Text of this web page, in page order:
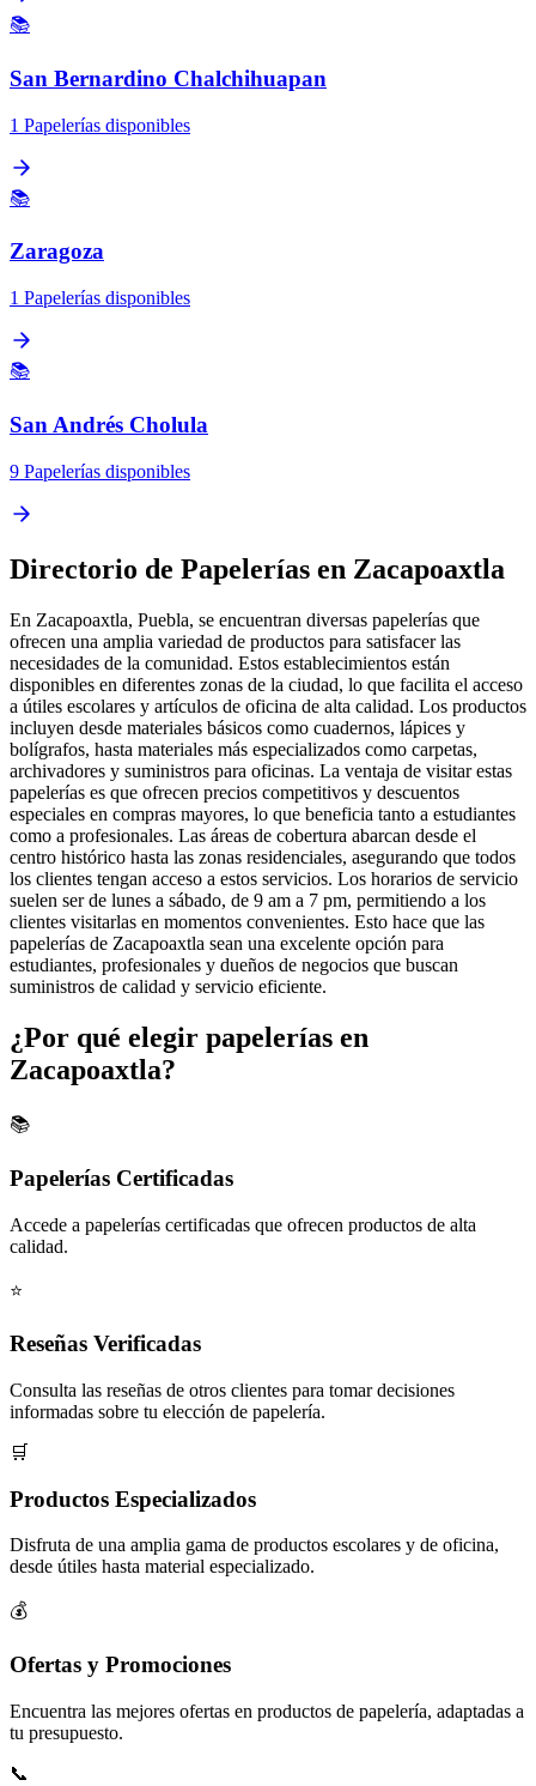
📚
San Bernardino Chalchihuapan
1 Papelerías disponibles
📚
Zaragoza
1 Papelerías disponibles
📚
San Andrés Cholula
9 Papelerías disponibles
Directorio de Papelerías en Zacapoaxtla
En Zacapoaxtla, Puebla, se encuentran diversas papelerías que
ofrecen una amplia variedad de productos para satisfacer las
necesidades de la comunidad. Estos establecimientos están
disponibles en diferentes zonas de la ciudad, lo que facilita el acceso
a útiles escolares y artículos de oficina de alta calidad. Los productos
incluyen desde materiales básicos como cuadernos, lápices y
bolígrafos, hasta materiales más especializados como carpetas,
archivadores y suministros para oficinas. La ventaja de visitar estas
papelerías es que ofrecen precios competitivos y descuentos
especiales en compras mayores, lo que beneficia tanto a estudiantes
como a profesionales. Las áreas de cobertura abarcan desde el
centro histórico hasta las zonas residenciales, asegurando que todos
los clientes tengan acceso a estos servicios. Los horarios de servicio
suelen ser de lunes a sábado, de 9 am a 7 pm, permitiendo a los
clientes visitarlas en momentos convenientes. Esto hace que las
papelerías de Zacapoaxtla sean una excelente opción para
estudiantes, profesionales y dueños de negocios que buscan
suministros de calidad y servicio eficiente.
¿Por qué elegir papelerías en
Zacapoaxtla?
📚
Papelerías Certificadas
Accede a papelerías certificadas que ofrecen productos de alta
calidad.
⭐
Reseñas Verificadas
Consulta las reseñas de otros clientes para tomar decisiones
informadas sobre tu elección de papelería.
🛒
Productos Especializados
Disfruta de una amplia gama de productos escolares y de oficina,
desde útiles hasta material especializado.
💰
Ofertas y Promociones
Encuentra las mejores ofertas en productos de papelería, adaptadas a
tu presupuesto.
📞